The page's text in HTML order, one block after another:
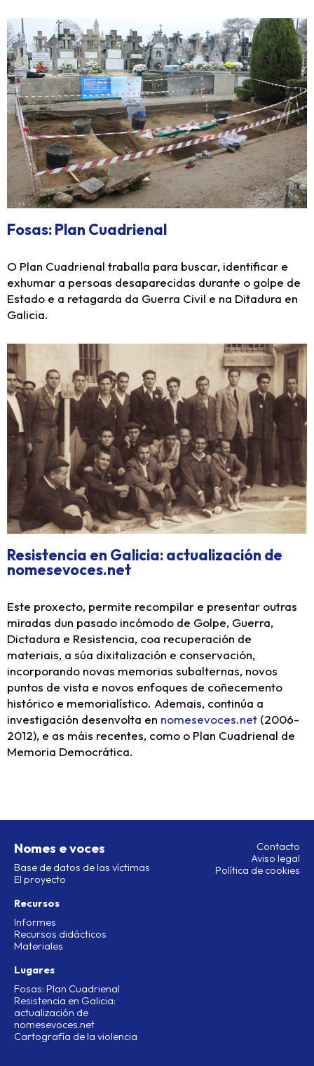
Fosas: Plan Cuadrienal
O Plan Cuadrienal traballa para buscar, identificar e
exhumar a persoas desaparecidas durante o golpe de
Estado e a retagarda da Guerra Civil e na Ditadura en
Galicia.
Resistencia en Galicia: actualización de
nomesevoces.net
Este proxecto, permite recompilar e presentar outras
miradas dun pasado incómodo de Golpe, Guerra,
Dictadura e Resistencia, coa recuperación de
materiais, a súa dixitalización e conservación,
incorporando novas memorias subalternas, novos
puntos de vista e novos enfoques de coñecemento
histórico e memorialístico. Ademais, continúa a
investigación desenvolta en nomesevoces.net (2006-
2012), e as máis recentes, como o Plan Cuadrienal de
Memoria Democrática.
Nomes e voces
Base de datos de las víctimas
El proyecto
Recursos
Informes
Recursos didácticos
Materiales
Lugares
Fosas: Plan Cuadrienal
Resistencia en Galicia:
actualización de
nomesevoces.net
Cartografía de la violencia
Contacto
Aviso legal
Política de cookies